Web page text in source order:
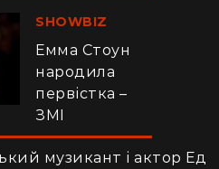
SHOWBIZ
Емма Стоун
народила
первістка –
ЗМІ
музикант і актор Ед